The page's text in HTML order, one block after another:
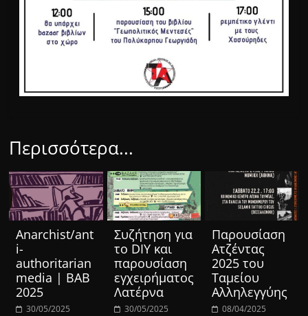
Περισσότερα...
Anarchist/ant
i-
authoritarian
media | BAB
2025
30/05/2025
Συζήτηση για
το DIY και
παρουσίαση
εγχειρήματος
Λατέρνα
30/05/2025
Παρουσίαση
Ατζέντας
2025 του
Ταμείου
Αλληλεγγύης
08/04/2025